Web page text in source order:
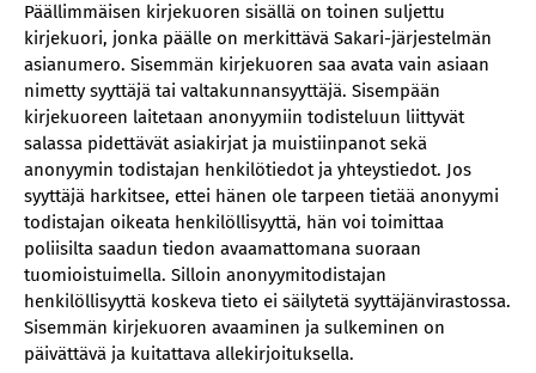
Päällimmäisen kirjekuoren sisällä on toinen suljettu
kirjekuori, jonka päälle on merkittävä Sakari-järjestelmän
asianumero. Sisemmän kirjekuoren saa avata vain asiaan
nimetty syyttäjä tai valtakunnansyyttäjä. Sisempään
kirjekuoreen laitetaan anonyymiin todisteluun liittyvät
salassa pidettävät asiakirjat ja muistiinpanot sekä
anonyymin todistajan henkilötiedot ja yhteystiedot. Jos
syyttäjä harkitsee, ettei hänen ole tarpeen tietää anonyymi
todistajan oikeata henkilöllisyyttä, hän voi toimittaa
poliisilta saadun tiedon avaamattomana suoraan
tuomioistuimella. Silloin anonyymitodistajan
henkilöllisyyttä koskeva tieto ei säilytetä syyttäjänvirastossa.
Sisemmän kirjekuoren avaaminen ja sulkeminen on
päivättävä ja kuitattava allekirjoituksella.